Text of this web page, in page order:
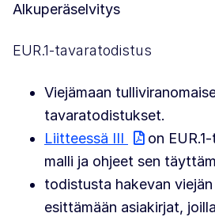
Alkuperäselvitys
EUR.1-tavaratodistus
Viejämaan
tavaratodistukset.
Liitteessä III
on
malli ja ohjeet sen
todistusta hakevan
esittämään asiakirjat,